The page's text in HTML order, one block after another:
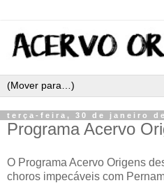
terça-feira, 30 de janeiro
Programa Acervo
O Programa Acervo Origens
choros impecáveis com